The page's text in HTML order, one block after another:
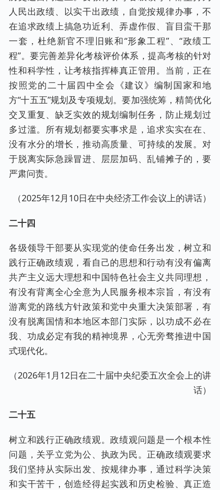
人民出政绩、以实干出政绩，自觉按规律办事，不
在追求政绩上搞急功近利、弄虚作假、盲目蛮干那
一套，杜绝新官不理旧账和“形象工程”、“政绩工
程”。要完善差异化考核评价体系，提高考核的针对
性和科学性，让考核指挥棒真正管用。当前，正在
按照党的二十届四中全会《建议》编制国家和地
方“十五五”规划及专项规划。要加强统筹，精简优化
交叉重复、缺乏实效的规划编制任务，防止规划过
多过滥。所有规划都要实事求是，追求实实在在、
没有水分的增长，推动高质量、可持续的发展。对
于脱离实际急躁冒进、层层加码、乱铺摊子的，要
严肃问责。
（2025年12月10日在中央经济工作会议上的讲话）
二十四
各级领导干部要从实现党的使命任务出发，树立和
践行正确政绩观，看自己的思想和行动有没有偏离
共产主义远大理想和中国特色社会主义共同理想，
有没有背离全心全意为人民服务根本宗旨，有没有
游离党的路线方针政策和党中央重大决策部署，有
没有脱离国情和本地区本部门实际，以功成不必在
我、功成必定有我的精神境界，心无旁骛推进中国
式现代化。
（2026年1月12日在二十届中央纪委五次全会上的讲
话）
二十五
树立和践行正确政绩观。政绩观问题是一个根本性
问题，关乎立党为公、执政为民。正确政绩观要求
我们坚持从实际出发、按规律办事，通过科学决策
和实干苦干，创造经得起实践和历史检验、真正造